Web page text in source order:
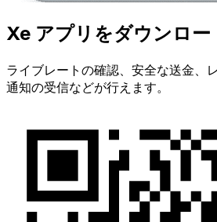
Xe アプリをダウンロー
ライブレートの確認、安全な送金、
通知の受信などが行えます。